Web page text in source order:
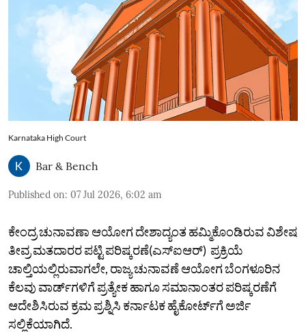
Karnataka High Court
Bar & Bench
Published on: 07 Jul 2026, 6:02 am
ಕೇಂದ್ರ ಚುನಾವಣಾ ಆಯೋಗ ದೇಶಾದ್ಯಂತ ಹಮ್ಮಿಕೊಂಡಿರುವ ವಿಶೇಷ
ತೀವ್ರ ಮತದಾರರ ಪಟ್ಟಿ ಪರಿಷ್ಕರಣೆ(ಎಸ್ಐಆರ್) ಪ್ರಕ್ರಿಯೆ
ಚಾಲ್ತಿಯಲ್ಲಿರುವಾಗಲೇ, ರಾಜ್ಯ ಚುನಾವಣೆ ಆಯೋಗ ಬೆಂಗಳೂರಿನ
ಕೆಲವು ವಾರ್ಡ್‌ಗಳಿಗೆ ಪ್ರತ್ಯೇಕ ಹಾಗೂ ಸಮಾನಾಂತರ ಪರಿಷ್ಕರಣೆಗೆ
ಆದೇಶಿಸಿರುವ ಕ್ರಮ ಪ್ರಶ್ನಿಸಿ ಕರ್ನಾಟಕ ಹೈಕೋರ್ಟ್‌ಗೆ ಅರ್ಜಿ
ಸಲ್ಲಿಕೆಯಾಗಿದೆ.